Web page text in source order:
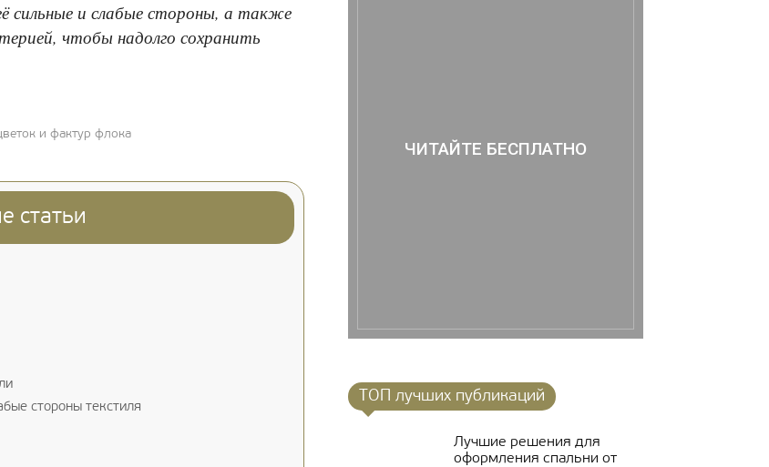
сильные и слабые стороны, а также
чтобы надолго сохранить
и фактур флока
статьи
стороны текстиля
ЧИТАЙТЕ БЕСПЛАТНО
ТОП лучших публикаций
Лучшие решения для
оформления спальни от